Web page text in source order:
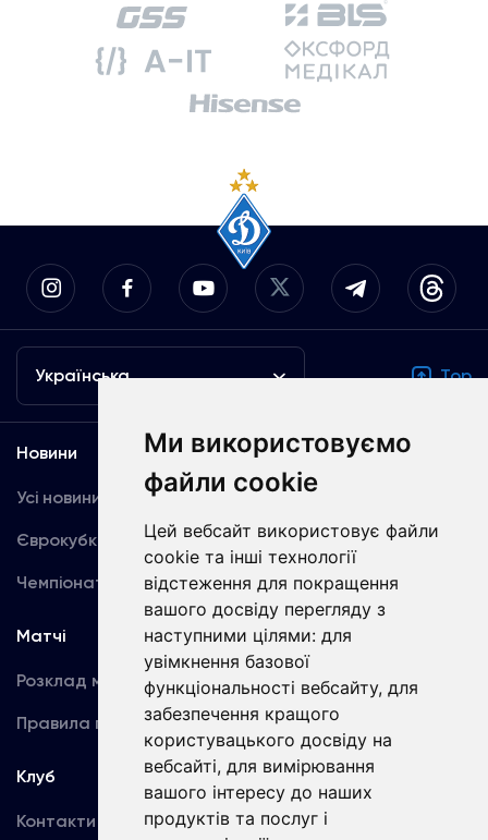
Ми використовуємо
файли cookie
Цей вебсайт використовує файли
cookie та інші технології
відстеження для покращення
вашого досвіду перегляду з
наступними цілями: для
увімкнення базової
функціональності вебсайту, для
забезпечення кращого
користувацького досвіду на
вебсайті, для вимірювання
вашого інтересу до наших
продуктів та послуг і
Українська Top
Новини
Усі новини
Єврокубки
Чемпіонат України
Медіа
Динамо TV
Фотогалерея
Акредитація
Матчі
Розклад матчів
Правила поведінки
Команда
Перша команда
U19
Клуб
Контакти